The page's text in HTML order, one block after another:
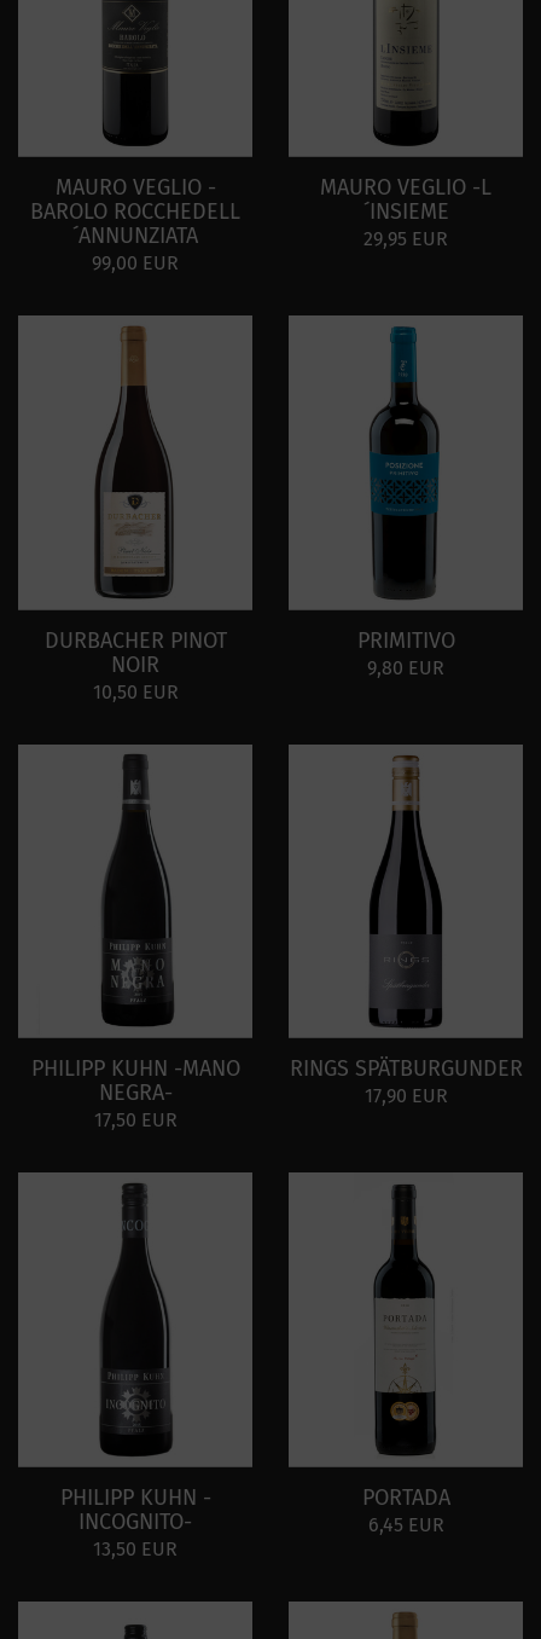
MAURO VEGLIO -
BAROLO ROCCHEDELL
´ANNUNZIATA
99,00 EUR
MAURO VEGLIO -L
´INSIEME
29,95 EUR
DURBACHER PINOT
NOIR
10,50 EUR
PRIMITIVO
9,80 EUR
PHILIPP KUHN -MANO
NEGRA-
17,50 EUR
RINGS SPÄTBURGUNDER
17,90 EUR
PHILIPP KUHN -
INCOGNITO-
13,50 EUR
PORTADA
6,45 EUR